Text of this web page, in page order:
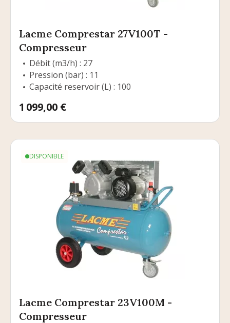
Lacme Comprestar 27V100T -
Compresseur
Débit (m3/h) : 27
Pression (bar) : 11
Capacité reservoir (L) : 100
Prix
1 099,00 €
DISPONIBLE
Lacme Comprestar 23V100M -
Compresseur